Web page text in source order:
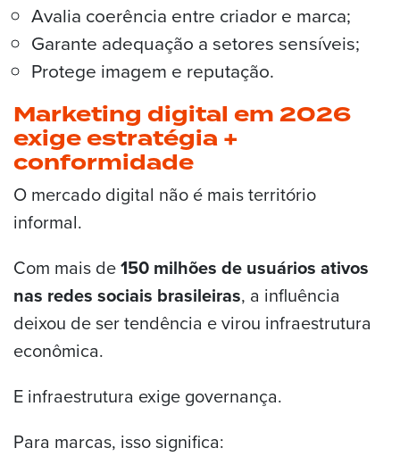
Avalia coerência entre criador e marca;
Garante adequação a setores sensíveis;
Protege imagem e reputação.
Marketing digital em 2026
exige estratégia +
conformidade
O mercado digital não é mais território
informal.
Com mais de150 milhões de usuários ativos
nas redes sociais brasileiras, a influência
deixou de ser tendência e virou infraestrutura
econômica.
E infraestrutura exige governança.
Para marcas, isso significa: